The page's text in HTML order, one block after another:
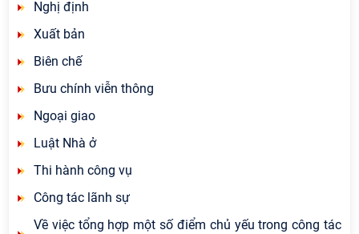
Nghị định
Xuất bản
Biên chế
Bưu chính viễn thông
Ngoại giao
Luật Nhà ở
Thi hành công vụ
Công tác lãnh sự
Về việc tổng hợp một số điểm chủ yếu trong công tác